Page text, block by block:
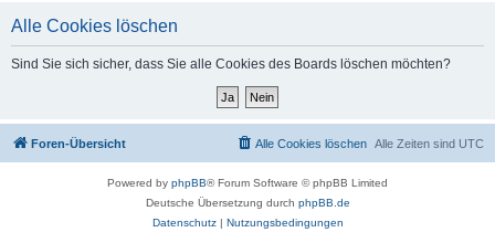
Alle Cookies löschen
Sind Sie sich sicher, dass Sie alle Cookies des Boards löschen möchten?
Foren-Übersicht Alle Zeiten sind UTC
Alle Cookies löschen
Powered by phpBB® Forum Software © phpBB Limited
Deutsche Übersetzung durch phpBB.de
Datenschutz| Nutzungsbedingungen